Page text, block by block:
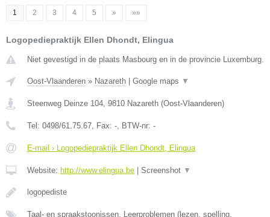
1 2 3 4 5 » »»
Logopediepraktijk Ellen Dhondt, Elingua
Niet gevestigd in de plaats Masbourg en in de provincie Luxemburg.
Oost-Vlaanderen » Nazareth Google maps ▼
Steenweg Deinze 104, 9810 Nazareth (Oost-Vlaanderen)
Tel: 0498/61.75.67, Fax: -, BTW-nr: -
E-mail › Logopediepraktijk Ellen Dhondt, Elingua
Website: http://www.elingua.be Screenshot ▼
logopediste
Taal- en spraakstoonissen, Leerproblemen (lezen, spelling,